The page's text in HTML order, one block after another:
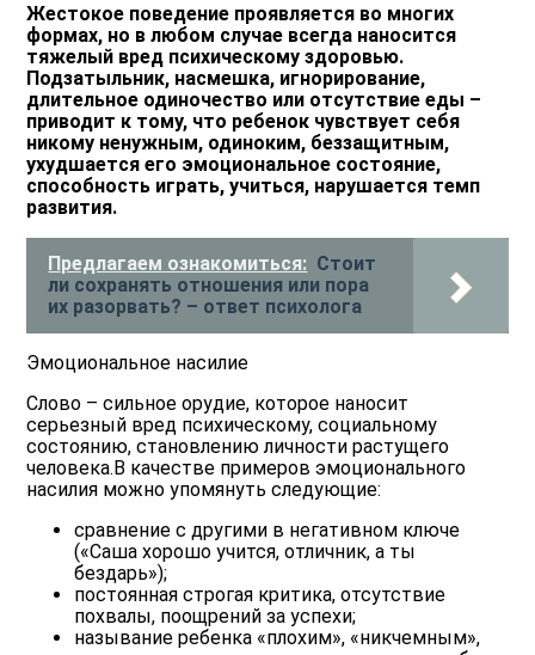
Жестокое поведение проявляется во многих
формах, но в любом случае всегда наносится
тяжелый вред психическому здоровью.
Подзатыльник, насмешка, игнорирование,
длительное одиночество или отсутствие еды –
приводит к тому, что ребенок чувствует себя
никому ненужным, одиноким, беззащитным,
ухудшается его эмоциональное состояние,
способность играть, учиться, нарушается темп
развития.
Предлагаем ознакомиться: Стоит
ли сохранять отношения или пора
их разорвать? – ответ психолога
Эмоциональное насилие
Слово – сильное орудие, которое наносит
серьезный вред психическому, социальному
состоянию, становлению личности растущего
человека.В качестве примеров эмоционального
насилия можно упомянуть следующие:
сравнение с другими в негативном ключе
(«Саша хорошо учится, отличник, а ты
бездарь»);
постоянная строгая критика, отсутствие
похвалы, поощрений за успехи;
называние ребенка «плохим», «никчемным»,